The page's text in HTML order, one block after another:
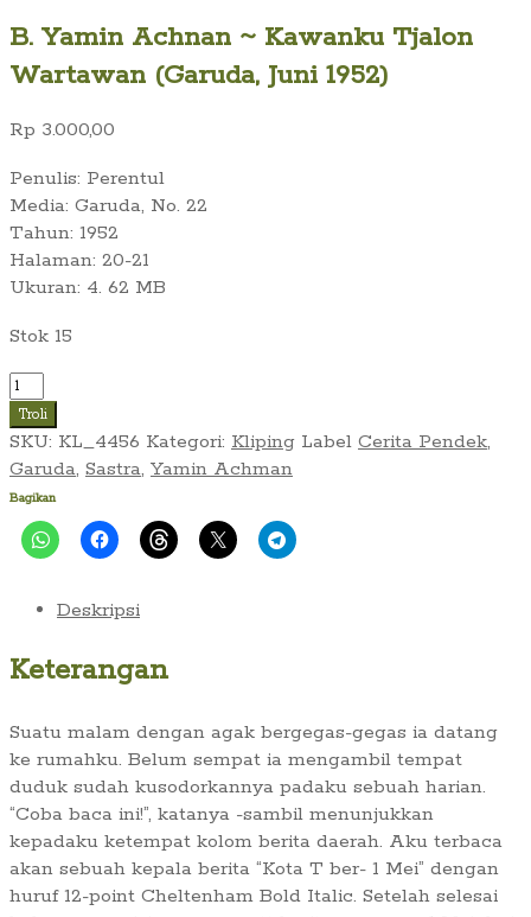
B. Yamin Achnan ~ Kawanku Tjalon
Wartawan (Garuda, Juni 1952)
Rp 3.000,00
Penulis: Perentul
Media: Garuda, No. 22
Tahun: 1952
Halaman: 20-21
Ukuran: 4. 62 MB
Stok 15
Kuantitas
B.
Yamin
Achnan
~
Kawanku
Tjalon
(Garuda,
1952)
Troli
SKU: KL_4456 Kategori: Kliping Label Cerita Pendek,
Garuda, Sastra, Yamin Achman
Bagikan
Deskripsi
Keterangan
Suatu malam dengan agak bergegas-gegas ia datang
ke rumahku. Belum sempat ia mengambil tempat
duduk sudah kusodorkannya padaku sebuah harian.
“Coba baca ini!”, katanya -sambil menunjukkan
kepadaku ketempat kolom berita daerah. Aku terbaca
akan sebuah kepala berita “Kota T ber- 1 Mei” dengan
huruf 12-point Cheltenham Bold Italic. Setelah selesai